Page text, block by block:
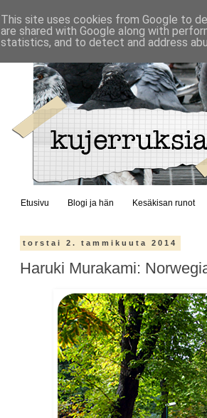
Etusivu Blogi ja hän Kesäkisan runot
torstai 2. tammikuuta 2014
Haruki Murakami:
This site uses cookies from Google to
are shared with Google along with
statistics, and to detect and address